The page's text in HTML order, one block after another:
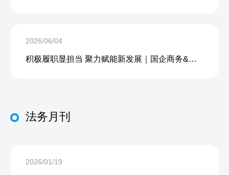
2026/06/04
积极履职显担当 聚力赋能新发展｜国企商务&中企人力出席上海现代服务业联合会第五届会员大会第三次会议暨2026服务业高质量发展大会
法务月刊
2026/01/19